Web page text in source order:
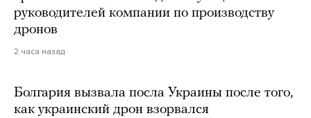
руководителей компании по производству
дронов
2 часа назад
Болгария вызвала посла Украины после того,
как украинский дрон взорвался